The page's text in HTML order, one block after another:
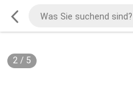
2/ 5